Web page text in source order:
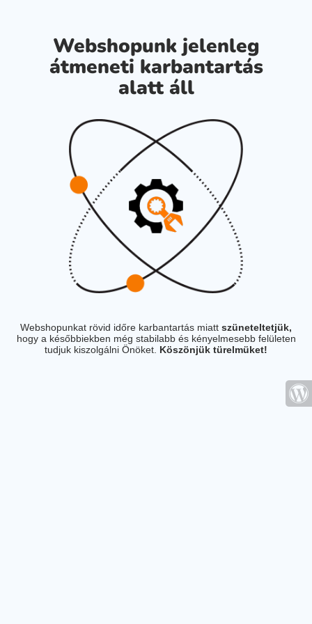
Webshopunk jelenleg
átmeneti karbantartás
alatt áll
Webshopunkat rövid időre karbantartás miatt szüneteltetjük,
hogy a későbbiekben még stabilabb és kényelmesebb felületen
tudjuk kiszolgálni Önöket. Köszönjük türelmüket!